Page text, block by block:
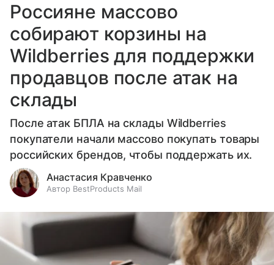
Россияне массово
собирают корзины на
Wildberries для поддержки
продавцов после атак на
склады
После атак БПЛА на склады Wildberries
покупатели начали массово покупать товары
российских брендов, чтобы поддержать их.
Анастасия Кравченко
Автор BestProducts Mail